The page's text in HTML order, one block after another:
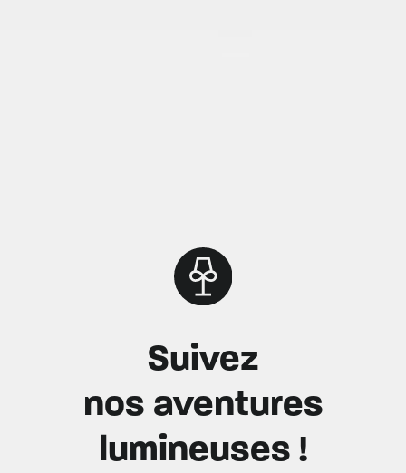
Suivez
nos aventures
lumineuses !